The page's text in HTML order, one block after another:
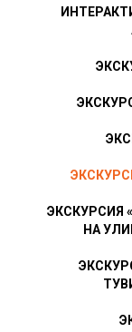
ЭКСКУРСИЯ
НА